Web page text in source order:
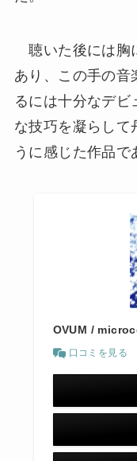
聴いた後には胸
あり、この手の音
るには十分なデビ
な技巧を凝らして
うに感じた作品で
OVUM /
口コミを見る